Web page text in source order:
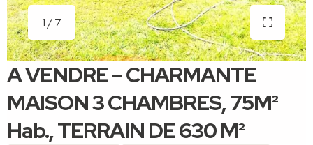
1 / 7
A VENDRE – CHARMANTE
MAISON 3 CHAMBRES, 75M²
Hab., TERRAIN DE 630 M²